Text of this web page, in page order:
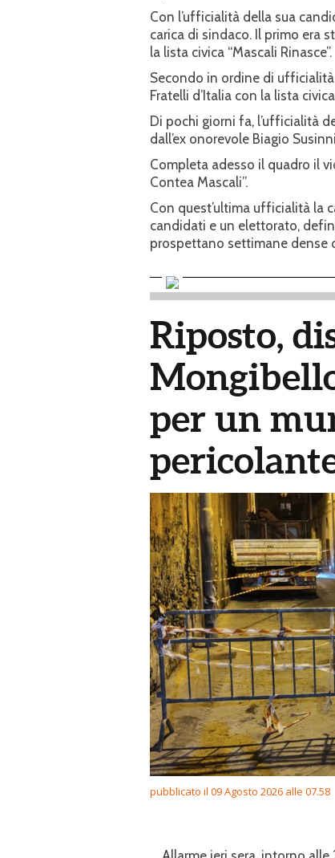
Con l’ufficialità della sua
carica di sindaco. Il primo era
la lista civica “Mascali Rinasce”.
Secondo in ordine di
Fratelli d’Italia con la lista
Di pochi giorni fa, l’ufficialità
dall’ex onorevole Biagio
Completa adesso il quadro il
Contea Mascali”.
Con quest’ultima ufficialità la
candidati e un elettorato,
prospettano settimane dense
Riposto,
per un
pubblicato il 09 Agosto 2026 alle 07.58